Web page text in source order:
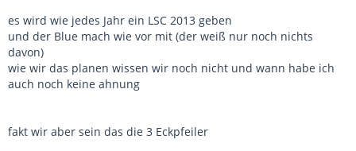
es wird wie jedes Jahr ein LSC 2013 geben
und der Blue mach wie vor mit (der weiß nur noch nichts
davon)
wie wir das planen wissen wir noch nicht und wann habe ich
auch noch keine ahnung
fakt wir aber sein das die 3 Eckpfeiler